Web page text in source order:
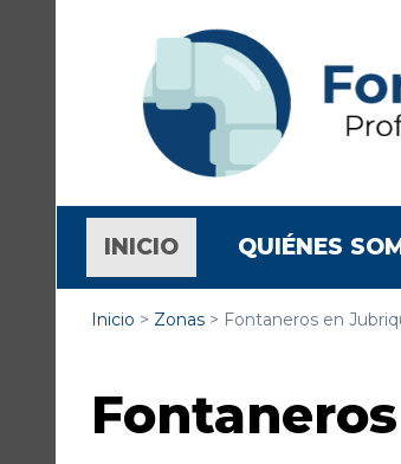
INICIO(CURRENT)
QUIÉNES
Inicio > Zonas > Fontaneros en